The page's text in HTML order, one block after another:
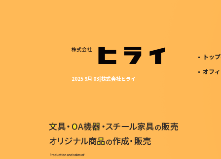
2025 9月 03|株式会社ヒライ
トッ
オフ